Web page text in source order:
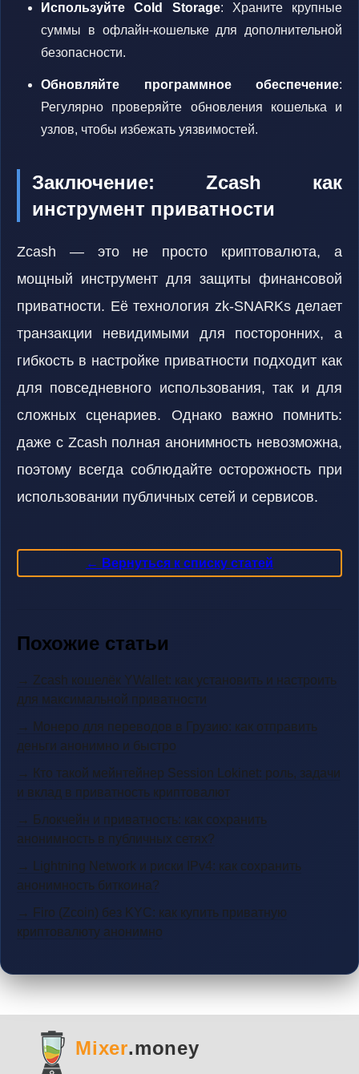
Используйте Cold Storage: Храните крупные
суммы в офлайн-кошельке для дополнительной
безопасности.
Обновляйте программное обеспечение:
Регулярно проверяйте обновления кошелька и
узлов, чтобы избежать уязвимостей.
Заключение: Zcash как
инструмент приватности
Zcash — это не просто криптовалюта, а
мощный инструмент для защиты финансовой
приватности. Её технология zk-SNARKs делает
транзакции невидимыми для посторонних, а
гибкость в настройке приватности подходит как
для повседневного использования, так и для
сложных сценариев. Однако важно помнить:
даже с Zcash полная анонимность невозможна,
поэтому всегда соблюдайте осторожность при
использовании публичных сетей и сервисов.
← Вернуться к списку статей
Похожие статьи
→ Zcash кошелёк YWallet: как установить и настроить
для максимальной приватности
→ Монеро для переводов в Грузию: как отправить
деньги анонимно и быстро
→ Кто такой мейнтейнер Session Lokinet: роль, задачи
и вклад в приватность криптовалют
→ Блокчейн и приватность: как сохранить
анонимность в публичных сетях?
→ Lightning Network и риски IPv4: как сохранить
анонимность биткоина?
→ Firo (Zcoin) без KYC: как купить приватную
криптовалюту анонимно
Mixer.money